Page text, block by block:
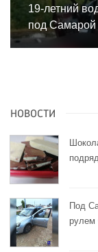
19-летний
под Самарой
НОВОСТИ
Под
рулем